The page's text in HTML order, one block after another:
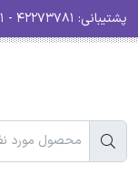
پشتیبانی: